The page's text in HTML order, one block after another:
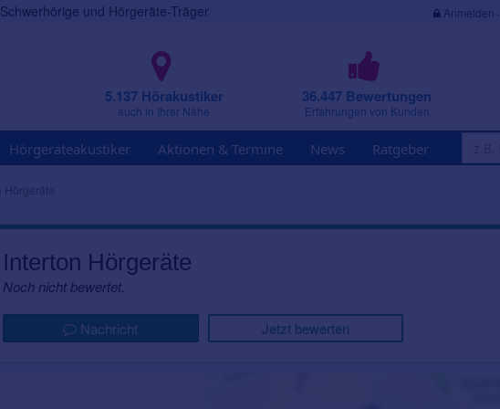
und Hörgeräte-Träger Anmelden ·
5.137 Hörakustiker
auch in Ihrer Nähe
36.447 Bewertungen
Erfahrungen von Kunden
Hörgeräteakustiker Aktionen & Termine News Ratgeber
Hörgeräte
Interton Hörgeräte
Noch nicht bewertet.
Nachricht Jetzt bewerten